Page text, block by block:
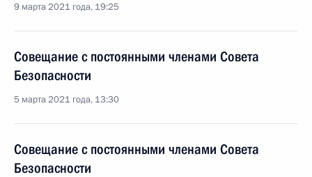
9 марта 2021 года, 19:25
Совещание с постоянными членами Совета
Безопасности
5 марта 2021 года, 13:30
Совещание с постоянными членами Совета
Безопасности